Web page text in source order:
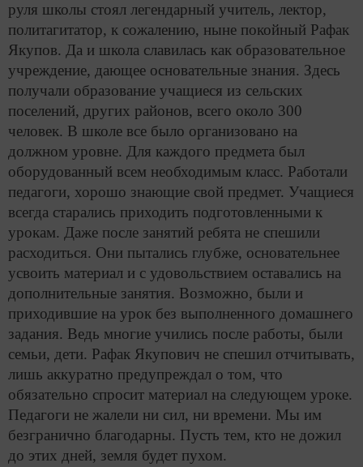
руля школы стоял легендарный учитель, лектор,
политагитатор, к сожалению, ныне покойный Рафак
Якупов. Да и школа славилась как образовательное
учреждение, дающее основательные знания. Здесь
получали образование учащиеся из сельских
поселений, других районов, всего около 300
человек. В школе все было организовано на
должном уровне. Для каждого предмета был
оборудованный всем необходимым класс. Работали
педагоги, хорошо знающие свой предмет. Учащиеся
всегда старались приходить подготовленными к
урокам. Даже после занятий ребята не спешили
расходиться. Они пытались глубже, основательнее
усвоить материал и с удовольствием оставались на
дополнительные занятия. Возможно, были и
приходившие на урок без выполненного домашнего
задания. Ведь многие учились после работы, были
семьи, дети. Рафак Якупович не спешил отчитывать,
лишь аккуратно предупреждал о том, что
обязательно спросит материал на следующем уроке.
Педагоги не жалели ни сил, ни времени. Мы им
безгранично благодарны. Пусть тем, кто не дожил
до этих дней, земля будет пухом.